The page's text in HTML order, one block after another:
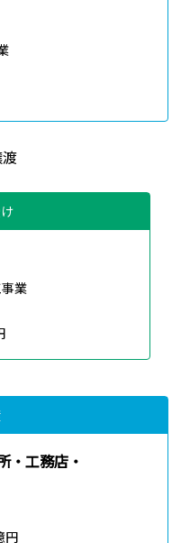
業
・工務店・
円